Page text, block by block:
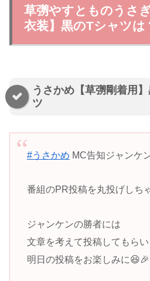
草彅やすとものうさ
衣装】黒のTシャツは
うさかめ【草彅剛着用
ツ
#うさかめ MC告知ジャンケ
番組のPR投稿を丸投げしち
ジャンケンの勝者には
文章を考えて投稿してもらい
明日の投稿をお楽しみに😆🎉